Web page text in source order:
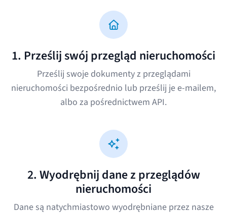
1. Prześlij swój przegląd nieruchomości
Prześlij swoje dokumenty z przeglądami
nieruchomości bezpośrednio lub prześlij je e-mailem,
albo za pośrednictwem API.
2. Wyodrębnij dane z przeglądów
nieruchomości
Dane są natychmiastowo wyodrębniane przez nasze